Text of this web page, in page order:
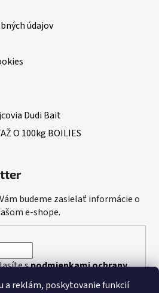
a reklám, poskytovanie funkcií
údajov
Dudi Bait
O 100kg BOILIES
budeme zasielať informácie o
e-shope.
spodmienkami ochrany